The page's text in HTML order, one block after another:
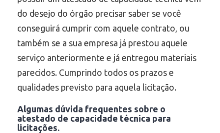
do desejo do órgão precisar saber se você
conseguirá cumprir com aquele contrato, ou
também se a sua empresa já prestou aquele
serviço anteriormente e já entregou materiais
parecidos. Cumprindo todos os prazos e
qualidades previsto para aquela licitação.
Algumas dúvida frequentes sobre o
atestado de capacidade técnica para
licitações.